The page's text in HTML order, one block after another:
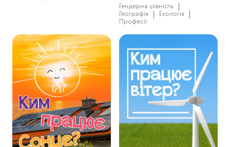
Гендерна рівність
Географія
Екологія
Професії